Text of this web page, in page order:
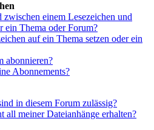
zwischen einem Lesezeichen und
ein Thema oder Forum?
auf ein Thema setzen oder ein
abonnieren?
Abonnements?
in diesem Forum zulässig?
all meiner Dateianhänge erhalten?